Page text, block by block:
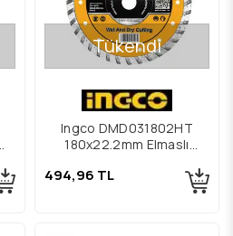
Tükendi
Ingco DMD031802HT
180x22.2mm Elmaslı
494,96 TL